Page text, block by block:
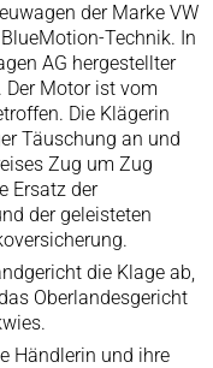
der Marke VW
Technik. In
AG hergestellter
Der Motor ist vom
Die Klägerin
Täuschung an und
Zug um Zug
Ersatz der
der geleisteten
die Klage ab,
Oberlandesgericht
Händlerin und ihre